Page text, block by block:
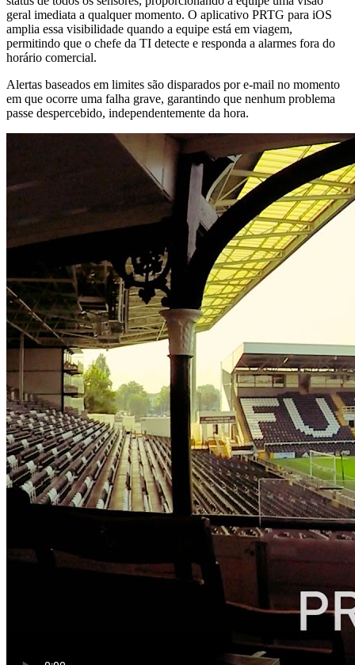
geral imediata a qualquer momento. O aplicativo PRTG para iOS
amplia essa visibilidade quando a equipe está em viagem,
permitindo que o chefe da TI detecte e responda a alarmes fora do
horário comercial.
Alertas baseados em limites são disparados por e-mail no momento
em que ocorre uma falha grave, garantindo que nenhum problema
passe despercebido, independentemente da hora.